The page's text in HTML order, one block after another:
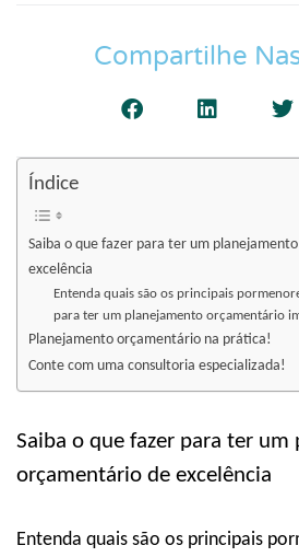
Compartilhe
Índice
Saiba o que fazer para ter um
excelência
Entenda quais são os principais
para ter um planejamento orçamentário
Planejamento orçamentário na prática!
Conte com uma consultoria especializada!
Saiba o que fazer para ter
orçamentário de excelência
Entenda quais são os principais